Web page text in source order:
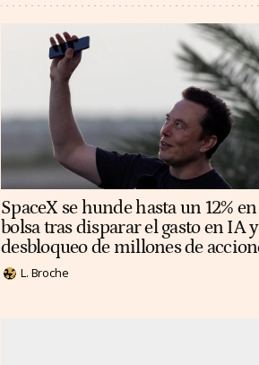
SpaceX se hunde hasta un 12% en
bolsa tras disparar el gasto en IA
desbloqueo de millones de
L. Broche